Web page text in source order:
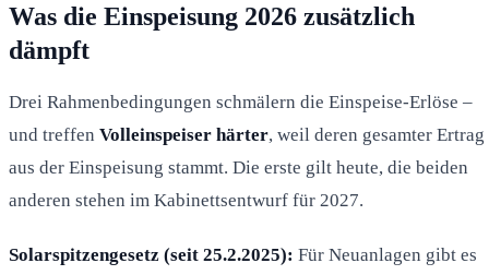
Was die Einspeisung 2026 zusätzlich
dämpft
Drei Rahmenbedingungen schmälern die Einspeise-Erlöse –
und treffen Volleinspeiser härter, weil deren gesamter Ertrag
aus der Einspeisung stammt. Die erste gilt heute, die beiden
anderen stehen im Kabinettsentwurf für 2027.
Solarspitzengesetz (seit 25.2.2025): Für Neuanlagen gibt es